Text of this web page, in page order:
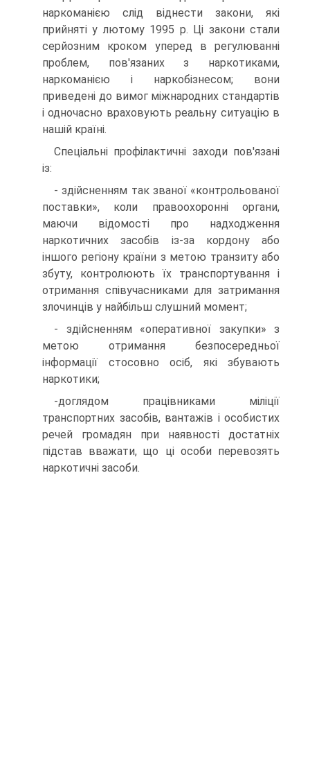
наркоманією слід віднести закони, які
прийняті у лютому 1995 р. Ці закони стали
серйозним кроком уперед в регулюванні
проблем, пов'язаних з наркотиками,
наркоманією і наркобізнесом; вони
приведені до вимог міжнародних стандартів
і одночасно враховують реальну ситуацію в
нашій країні.
Спеціальні профілактичні заходи пов'язані
із:
- здійсненням так званої «контрольованої
поставки», коли правоохоронні органи,
маючи відомості про надходження
наркотичних засобів із-за кордону або
іншого регіону країни з метою транзиту або
збуту, контролюють їх транспортування і
отримання співучасниками для затримання
злочинців у найбільш слушний момент;
- здійсненням «оперативної закупки» з
метою отримання безпосередньої
інформації стосовно осіб, які збувають
наркотики;
-доглядом працівниками міліції
транспортних засобів, вантажів і особистих
речей громадян при наявності достатніх
підстав вважати, що ці особи перевозять
наркотичні засоби.